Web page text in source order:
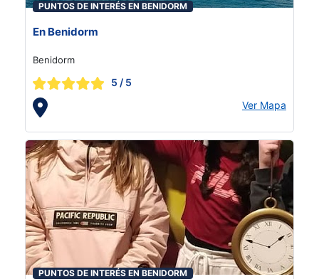
PUNTOS DE INTERÉS EN BENIDORM
En Benidorm
Benidorm
5 / 5
Ver Mapa
PUNTOS DE INTERÉS EN BENIDORM